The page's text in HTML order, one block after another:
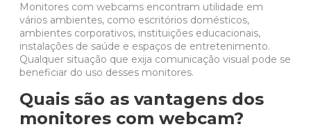
Monitores com webcams encontram utilidade em
vários ambientes, como escritórios domésticos,
ambientes corporativos, instituições educacionais,
instalações de saúde e espaços de entretenimento.
Qualquer situação que exija comunicação visual pode se
beneficiar do uso desses monitores.
Quais são as vantagens dos
monitores com webcam?